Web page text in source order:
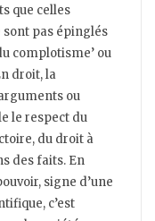
que celles
sont pas épinglés
complotisme’ ou
droit, la
ou
le respect du
du droit à
des faits. En
signe d’une
c’est